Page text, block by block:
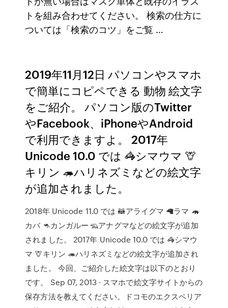
トを組み合わせてください。 検索の仕方に
ついては「検索のコツ」をご覧 …
2019年11月12日 パソコンやスマホ
で簡単にコピペできる 動物 絵文字
をご紹介。 パソコン版のTwitter
やFacebook、iPhoneやAndroid
で利用できますよ。 2017年
Unicode 10.0 では 🦓シマウマ 🦒
キリン 🦔ハリネズミなどの絵文字
が追加されました。
2018年 Unicode 11.0 では 🦝アライグマ 🦙ラマ 🦛
カバ 🦘カンガルー 🦡アナグマなどの絵文字が追加
されました。 2017年 Unicode 10.0 では 🦓シマウ
マ 🦒キリン 🦔ハリネズミなどの絵文字が追加され
ました。 今回、ご紹介した絵文字は以下のとおり
です。 Sep 07, 2013 · スマホで絵文字サイトからの
保存方法を教えてください。ドコモのエクスペリア